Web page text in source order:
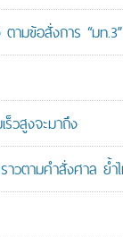
ามข้อสั่งการ “มท
วสูงจะมาถึง
ตามคำสั่งศาล ย้ำ